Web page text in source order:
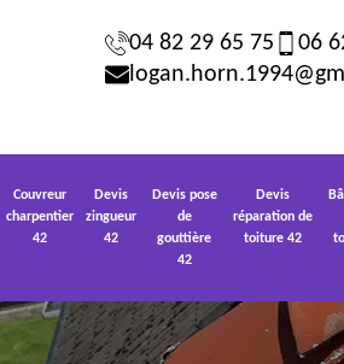
04 82 29 65 75
06
Couvreur
charpentier
42
Devis
zingueur
42
Devis pose
de
gouttière
42
Devis
réparation de
toiture 42